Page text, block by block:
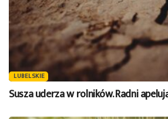
LUBELSKIE
Susza uderza w rolników. Radni